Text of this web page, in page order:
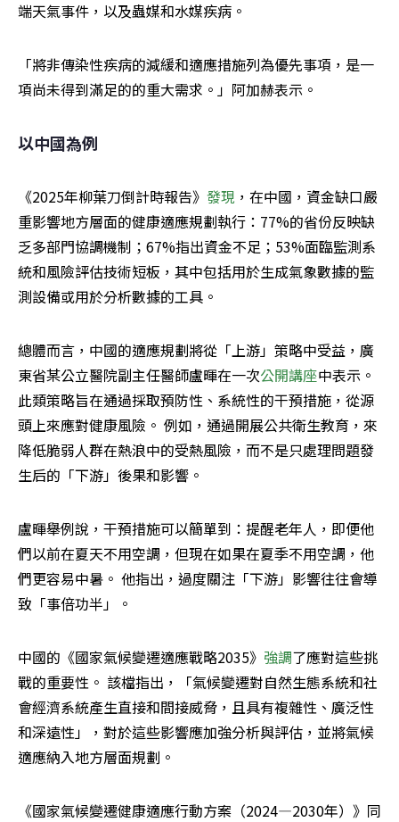
端天氣事件，以及蟲媒和水媒疾病。
「將非傳染性疾病的減緩和適應措施列為優先事項，是一
項尚未得到滿足的的重大需求。」阿加赫表示。
以中國為例
《2025年柳葉刀倒計時報告》 發現 ，在中國，資金缺口嚴
重影響地方層面的健康適應規劃執行：77%的省份反映缺
乏多部門協調機制；67%指出資金不足；53%面臨監測系
統和風險評估技術短板，其中包括用於生成氣象數據的監
測設備或用於分析數據的工具。
總體而言，中國的適應規劃將從「上游」策略中受益，廣
東省某公立醫院副主任醫師盧暉在一次公開講座中表示。
此類策略旨在通過採取預防性、系統性的干預措施，從源
頭上來應對健康風險。 例如，通過開展公共衛生教育，來
降低脆弱人群在熱浪中的受熱風險，而不是只處理問題發
生后的「下游」後果和影響。
盧暉舉例說，干預措施可以簡單到：提醒老年人，即便他
們以前在夏天不用空調，但現在如果在夏季不用空調，他
們更容易中暑。 他指出，過度關注「下游」影響往往會導
致「事倍功半」。
中國的《國家氣候變遷適應戰略2035》 強調了應對這些挑
戰的重要性。 該檔指出，「氣候變遷對自然生態系統和社
會經濟系統產生直接和間接威脅，且具有複雜性、廣泛性
和深遠性」，對於這些影響應加強分析與評估，並將氣候
適應納入地方層面規劃。
《國家氣候變遷健康適應行動方案（2024—2030年）》同